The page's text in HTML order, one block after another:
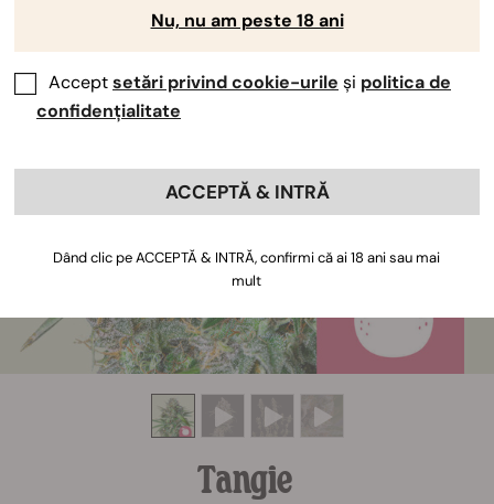
Tangie
Nu, nu am peste 18 ani
Acceptsetări privind cookie-urile și politica de
confidențialitate
ACCEPTĂ & INTRĂ
Dând clic pe ACCEPTĂ & INTRĂ, confirmi că ai 18 ani sau mai
mult